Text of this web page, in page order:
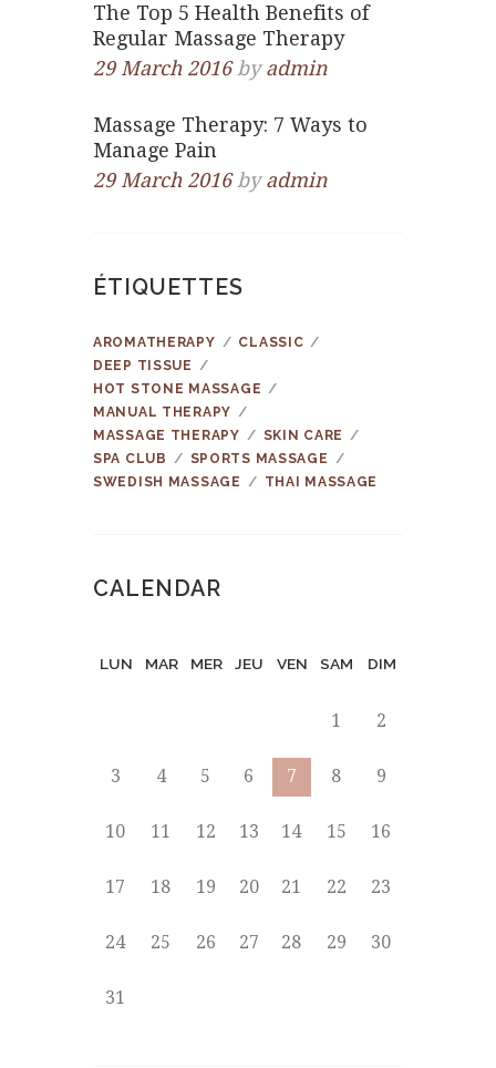
The Top 5 Health Benefits of
Regular Massage Therapy
29 March 2016 byadmin
Massage Therapy: 7 Ways to
Manage Pain
29 March 2016 byadmin
ÉTIQUETTES
AROMATHERAPY
CLASSIC
DEEP TISSUE
HOT STONE MASSAGE
MANUAL THERAPY
MASSAGE THERAPY
SKIN CARE
SPA CLUB
SPORTS MASSAGE
SWEDISH MASSAGE
THAI MASSAGE
CALENDAR
LUN MAR MER JEU VEN SAM DIM
1 2
3 4 5 6 7 8 9
10 11 12 13 14 15 16
17 18 19 20 21 22 23
24 25 26 27 28 29 30
31